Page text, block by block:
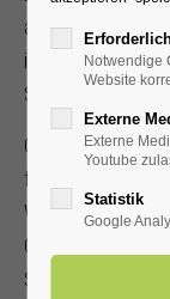
am Sonntag, 21.
ihren zahlreichen
Shoppen und
Glanzvoller
feierliche
Westernkotten.
Geheimnis
Sälzerkönigin Dr.
Notwendige
Website
Externe
Externe
Youtube
Statistik
Google